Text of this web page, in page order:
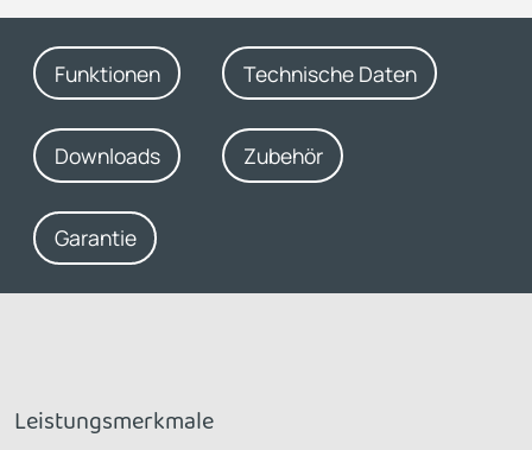
Funktionen Technische Daten
Downloads Zubehör
Garantie
Leistungsmerkmale